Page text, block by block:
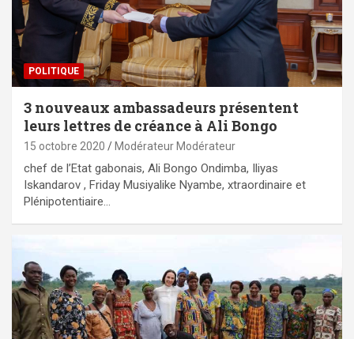
POLITIQUE
3 nouveaux ambassadeurs présentent
leurs lettres de créance à Ali Bongo
15 octobre 2020 Modérateur Modérateur
chef de l’Etat gabonais, Ali Bongo Ondimba, Iliyas
Iskandarov , Friday Musiyalike Nyambe, xtraordinaire et
Plénipotentiaire…